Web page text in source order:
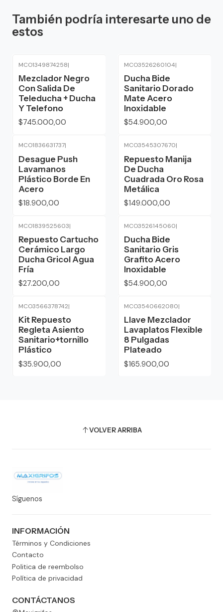
También podría interesarte uno de
estos
MCO1349874258|
Mezclador Negro
Con Salida De
Teleducha + Ducha
Y Telefono
$745.000,00
MCO3526260104|
Ducha Bide
Sanitario Dorado
Mate Acero
Inoxidable
$54.900,00
MCO1836631737|
Desague Push
Lavamanos
Plástico Borde En
Acero
$18.900,00
MCO3545307670|
Repuesto Manija
De Ducha
Cuadrada Oro Rosa
Metálica
$149.000,00
MCO1839525603|
Repuesto Cartucho
Cerámico Largo
Ducha Gricol Agua
Fría
$27.200,00
MCO3526145060|
Ducha Bide
Sanitario Gris
Grafito Acero
Inoxidable
$54.900,00
MCO3566378742|
Kit Repuesto
Regleta Asiento
Sanitario+tornillo
Plástico
$35.900,00
MCO3540662080|
Llave Mezclador
Lavaplatos Flexible
8 Pulgadas
Plateado
$165.900,00
VOLVER ARRIBA
Síguenos
INFORMACIÓN
Términos y Condiciones
Contacto
Politica de reembolso
Política de privacidad
CONTÁCTANOS